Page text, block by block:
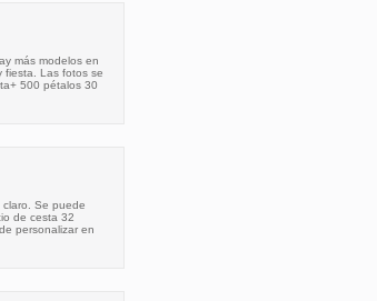
más modelos en
fiesta. Las fotos se
500 pétalos 30
Se puede
de cesta 32
personalizar en